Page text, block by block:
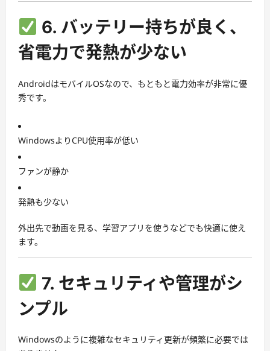
6. バッテリー持ちが良く、
省電力で発熱が少ない
AndroidはモバイルOSなので、もともと電力効率が非常に優
秀です。
WindowsよりCPU使用率が低い
ファンが静か
発熱も少ない
外出先で動画を見る、学習アプリを使うなどでも快適に使え
ます。
7. セキュリティや管理がシ
ンプル
Windowsのように複雑なセキュリティ更新が頻繁に必要では